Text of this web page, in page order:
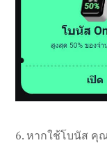
6. หากใช้โบนัส คุ